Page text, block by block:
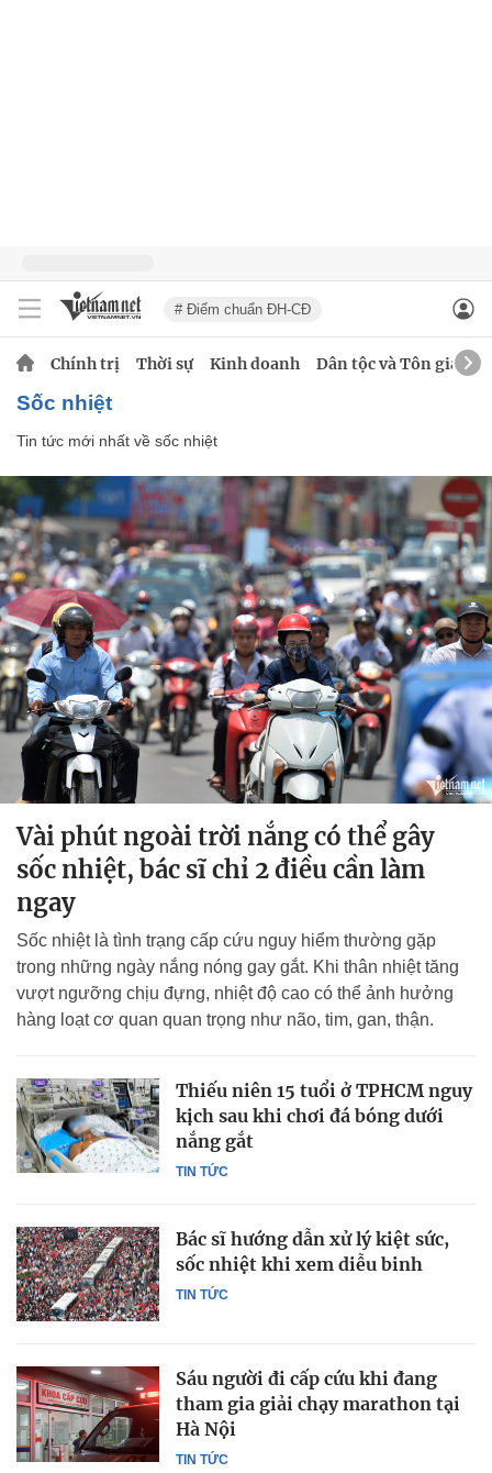
# Điểm chuẩn ĐH-CĐ
Chính trị Thời sự Kinh doanh Dân tộc và Tôn giáo
sốc nhiệt
Tin tức mới nhất về sốc nhiệt
Vài phút ngoài trời nắng có thể gây
sốc nhiệt, bác sĩ chỉ 2 điều cần làm
ngay
Sốc nhiệt là tình trạng cấp cứu nguy hiểm thường gặp
trong những ngày nắng nóng gay gắt. Khi thân nhiệt tăng
vượt ngưỡng chịu đựng, nhiệt độ cao có thể ảnh hưởng
hàng loạt cơ quan quan trọng như não, tim, gan, thận.
TIN TỨC
Thiếu niên 15 tuổi ở TPHCM nguy
kịch sau khi chơi đá bóng dưới
nắng gắt
TIN TỨC
Bác sĩ hướng dẫn xử lý kiệt sức,
sốc nhiệt khi xem diễu binh
TIN TỨC
Sáu người đi cấp cứu khi đang
tham gia giải chạy marathon tại
Hà Nội